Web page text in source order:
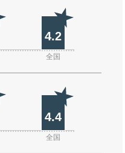
4.2
全国
4.4
全国